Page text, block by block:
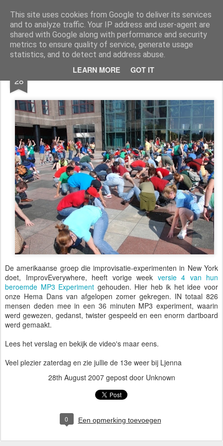
This site uses cookies from Google to deliver its services
and to analyze traffic. Your IP address and user-agent are
shared with Google along with performance and security
metrics to ensure quality of service, generate usage
statistics, and to detect and address abuse.
LEARN MORE GOT IT
Expreszo Theatersport De leukste theatersportgroep in Hoorn
Pages
28 MP3
De amerikaanse groep die improvisatie-experimenten in New York
doet, ImprovEverywhere, heeft vorige week versie 4 van hun
beroemde MP3 Experiment gehouden. Hier heb ik het idee voor
onze Hema Dans van afgelopen zomer gekregen. IN totaal 826
mensen deden mee in een 36 minuten MP3 experiment, waarin
werd gewezen, gedanst, twister gespeeld en een enorm dartboard
werd gemaakt.
Lees het verslag en bekijk de video's maar eens.
Veel plezier zaterdag en zie jullie de 13e weer bij Ljenna
28th August 2007gepost door Unknown
0 Een opmerking toevoegen